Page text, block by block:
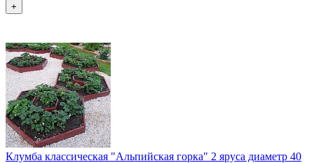
+
Клумба классическая "Альпийская горка" 2 яруса диаметр 40